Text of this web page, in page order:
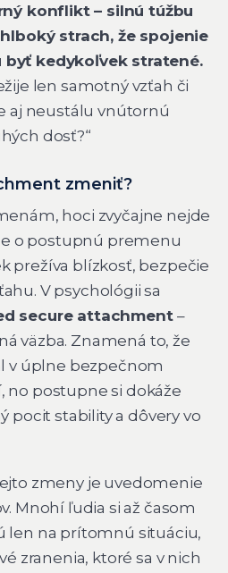
konflikt – silnú túžbu
strach, že spojenie
byť kedykoľvek stratené.
len samotný vzťah či
aj neustálu vnútornú
dosť?“
zmeniť?
hoci zvyčajne nejde
o postupnú premenu
prežíva blízkosť, bezpečie
V psychológii sa
secure attachment–
väzba. Znamená to, že
v úplne bezpečnom
no postupne si dokáže
pocit stability a dôvery vo
zmeny je uvedomenie
Mnohí ľudia si až časom
len na prítomnú situáciu,
zranenia, ktoré sa v nich